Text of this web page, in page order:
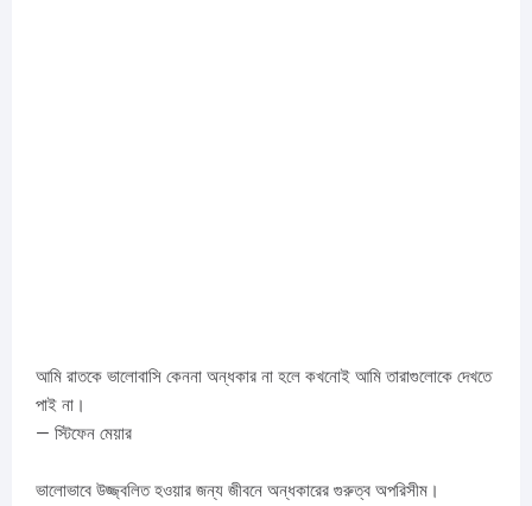
আমি রাতকে ভালোবাসি কেননা অন্ধকার না হলে কখনোই আমি তারাগুলোকে দেখতে
পাই না।
— স্টিফেন মেয়ার
ভালোভাবে উজ্জ্বলিত হওয়ার জন্য জীবনে অন্ধকারের গুরুত্ব অপরিসীম।